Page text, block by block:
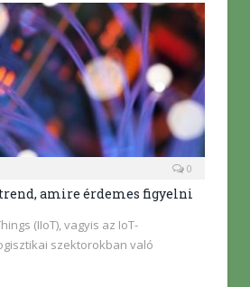
0
amire érdemes figyelni
(IIoT), vagyis az IoT-
szektorokban való